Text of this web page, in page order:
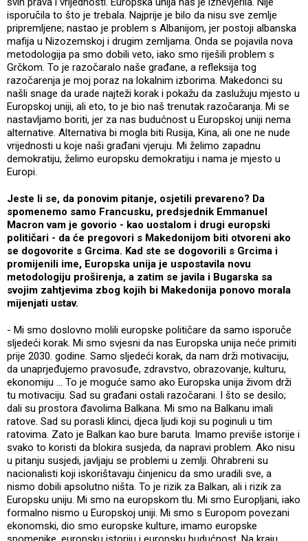
isporučila to što je trebala. Najprije je bilo da nisu sve zemlje
pripremljene; nastao je problem s Albanijom, jer postoji albanska
mafija u Nizozemskoj i drugim zemljama. Onda se pojavila nova
metodologija pa smo dobili veto, iako smo riješili problem s
Grčkom. To je razočaralo naše građane, a refleksija tog
razočarenja je moj poraz na lokalnim izborima. Makedonci su
našli snage da urade najteži korak i pokažu da zaslužuju mjesto u
Europskoj uniji, ali eto, to je bio naš trenutak razočaranja. Mi se
nastavljamo boriti, jer za nas budućnost u Europskoj uniji nema
alternative. Alternativa bi mogla biti Rusija, Kina, ali one ne nude
vrijednosti u koje naši građani vjeruju. Mi želimo zapadnu
demokratiju, želimo europsku demokratiju i nama je mjesto u
Europi.
Jeste li se, da ponovim pitanje, osjetili prevareno? Da
spomenemo samo Francusku, predsjednik Emmanuel
Macron vam je govorio - kao uostalom i drugi europski
političari - da će pregovori s Makedonijom biti otvoreni ako
se dogovorite s Grcima. Kad ste se dogovorili s Grcima i
promijenili ime, Europska unija je uspostavila novu
metodologiju proširenja, a zatim se javila i Bugarska sa
svojim zahtjevima zbog kojih bi Makedonija ponovo morala
mijenjati ustav.
- Mi smo doslovno molili europske političare da samo isporuče
sljedeći korak. Mi smo svjesni da nas Europska unija neće primiti
prije 2030. godine. Samo sljedeći korak, da nam drži motivaciju,
da unaprjeđujemo pravosuđe, zdravstvo, obrazovanje, kulturu,
ekonomiju ... To je moguće samo ako Europska unija živom drži
tu motivaciju. Sad su građani ostali razočarani. I što se desilo;
dali su prostora đavolima Balkana. Mi smo na Balkanu imali
ratove. Sad su porasli klinci, djeca ljudi koji su poginuli u tim
ratovima. Zato je Balkan kao bure baruta. Imamo previše istorije i
svako to koristi da blokira susjeda, da napravi problem. Ako nisu
u pitanju susjedi, javljaju se problemi u zemlji. Ohrabreni su
nacionalisti koji iskorištavaju činjenicu da smo uradili sve, a
nismo dobili apsolutno ništa. To je rizik za Balkan, ali i rizik za
Europsku uniju. Mi smo na europskom tlu. Mi smo Europljani, iako
formalno nismo u Europskoj uniji. Mi smo s Europom povezani
ekonomski, dio smo europske kulture, imamo europske